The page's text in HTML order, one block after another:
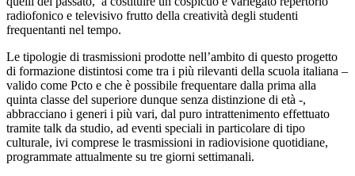
radiofonico e televisivo frutto della creatività degli studenti
frequentanti nel tempo.
Le tipologie di trasmissioni prodotte nell’ambito di questo progetto
di formazione distintosi come tra i più rilevanti della scuola italiana –
valido come Pcto e che è possibile frequentare dalla prima alla
quinta classe del superiore dunque senza distinzione di età -,
abbracciano i generi i più vari, dal puro intrattenimento effettuato
tramite talk da studio, ad eventi speciali in particolare di tipo
culturale, ivi comprese le trasmissioni in radiovisione quotidiane,
programmate attualmente su tre giorni settimanali.